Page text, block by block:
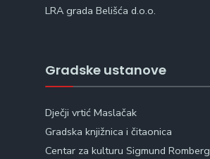
LRA grada Belišća d.o.o.
Gradske ustanove
Dječji vrtić Maslačak
Gradska knjižnica i čitaonica
Centar za kulturu Sigmund Romberg